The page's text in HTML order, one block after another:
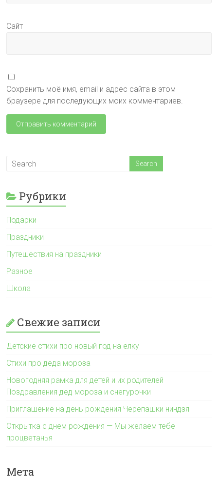
Сайт
Сохранить моё имя, email и адрес сайта в этом
браузере для последующих моих комментариев.
Рубрики
Подарки
Праздники
Путешествия на праздники
Разное
Школа
Свежие записи
Детские стихи про новый год на елку
Стихи про деда мороза
Новогодняя рамка для детей и их родителей
Поздравления дед мороза и снегурочки
Приглашение на день рождения Черепашки ниндзя
Открытка с днем рождения — Мы желаем тебе
процветанья
Мета